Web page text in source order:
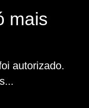
mais
autorizado.